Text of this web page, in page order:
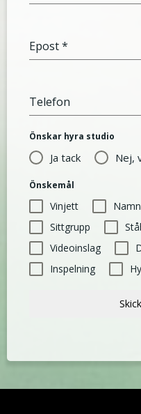
Epost*
Telefon
Önskar hyra studio
Ja tack Nej,
Önskemål
Vinjett
Sittgrupp
Videoinslag
Inspelning